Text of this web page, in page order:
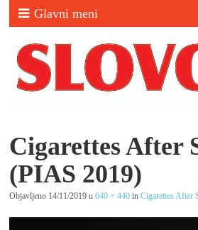
Glavni meni
Cigarettes After
(PIAS 2019)
Objavljeno 14/11/2019 u640 × 440 inCigarettes After